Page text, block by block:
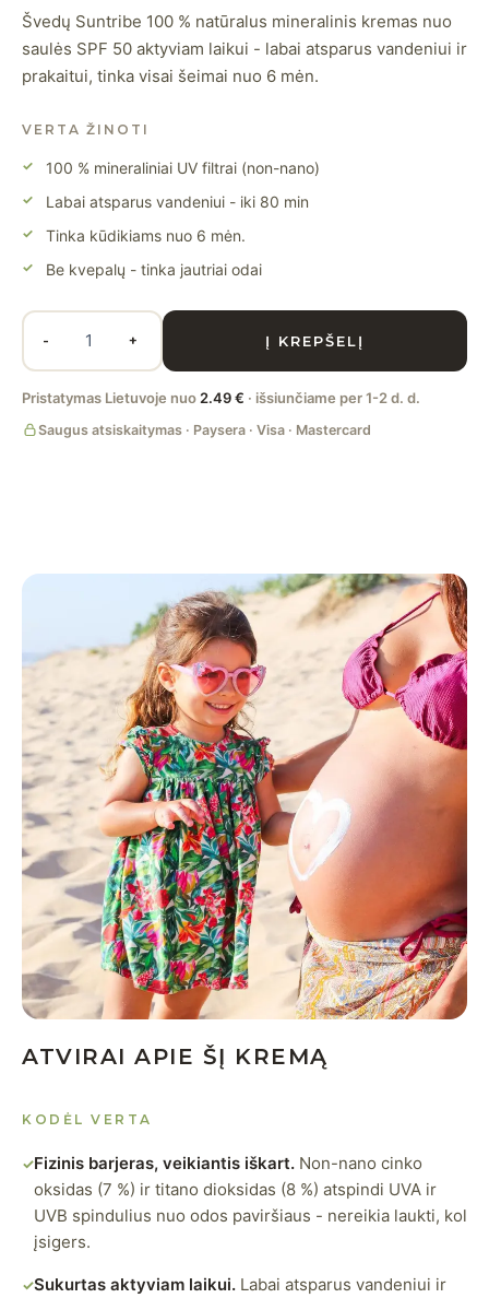
Švedų Suntribe 100 % natūralus mineralinis kremas nuo
saulės SPF 50 aktyviam laikui - labai atsparus vandeniui ir
prakaitui, tinka visai šeimai nuo 6 mėn.
VERTA ŽINOTI
100 % mineraliniai UV filtrai (non-nano)
Labai atsparus vandeniui - iki 80 min
Tinka kūdikiams nuo 6 mėn.
Be kvepalų - tinka jautriai odai
- + Į KREPŠELĮ
Pristatymas Lietuvoje nuo 2.49 € · išsiunčiame per 1-2 d. d.
Saugus atsiskaitymas · Paysera · Visa · Mastercard
ATVIRAI APIE ŠĮ KREMĄ
KODĖL VERTA
✓Fizinis barjeras, veikiantis iškart. Non-nano cinko
oksidas (7 %) ir titano dioksidas (8 %) atspindi UVA ir
UVB spindulius nuo odos paviršiaus - nereikia laukti, kol
įsigers.
✓Sukurtas aktyviam laikui. Labai atsparus vandeniui ir